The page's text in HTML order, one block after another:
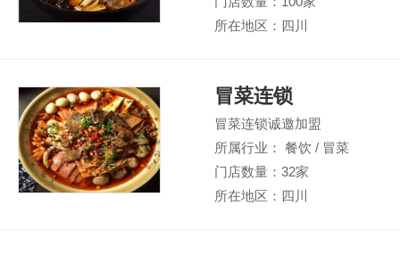
所在地区：四川
冒菜连锁
冒菜连锁诚邀加盟
所属行业： 餐饮 / 冒菜
门店数量：32家
所在地区：四川